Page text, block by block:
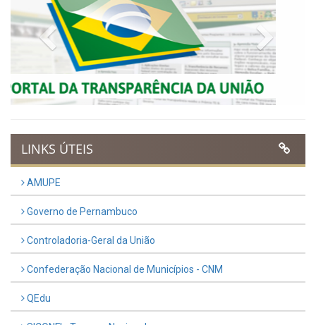
Publicado em: 9 de março de 2026
VER TODAS NOTÍCIAS
UTILIDADE PÚBLICA
Previous Next
LINKS ÚTEIS